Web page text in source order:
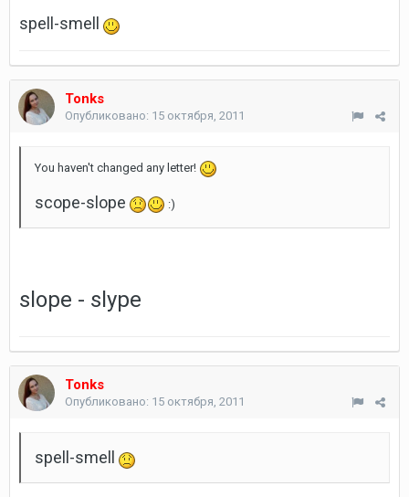
spell-smell
Tonks
Опубликовано: 15 октября, 2011
You haven't changed any letter!
scope-slope :)
slope - slype
Tonks
Опубликовано: 15 октября, 2011
spell-smell